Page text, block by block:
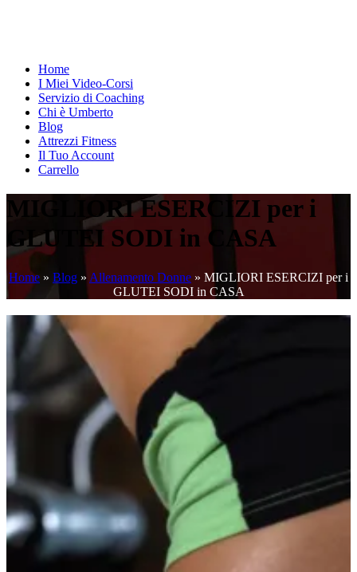
Home
I Miei Video-Corsi
Servizio di Coaching
Chi è Umberto
Blog
Attrezzi Fitness
Il Tuo Account
Carrello
MIGLIORI ESERCIZI per i
GLUTEI SODI in CASA
Home » Blog » Allenamento Donne » MIGLIORI ESERCIZI per i
GLUTEI SODI in CASA